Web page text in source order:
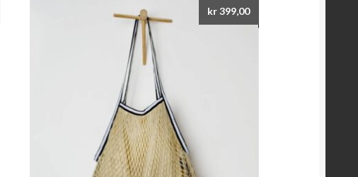
kr399,00